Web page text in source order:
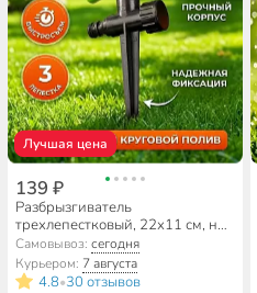
Лучшая цена
139 ₽
Разбрызгиватель
трехлепестковый, 22х11 см, на
ножке, быстросъемный, Grandy,
JS-2236
Самовывоз:сегодня
Курьером: 7 августа
4.8•30 отзывов